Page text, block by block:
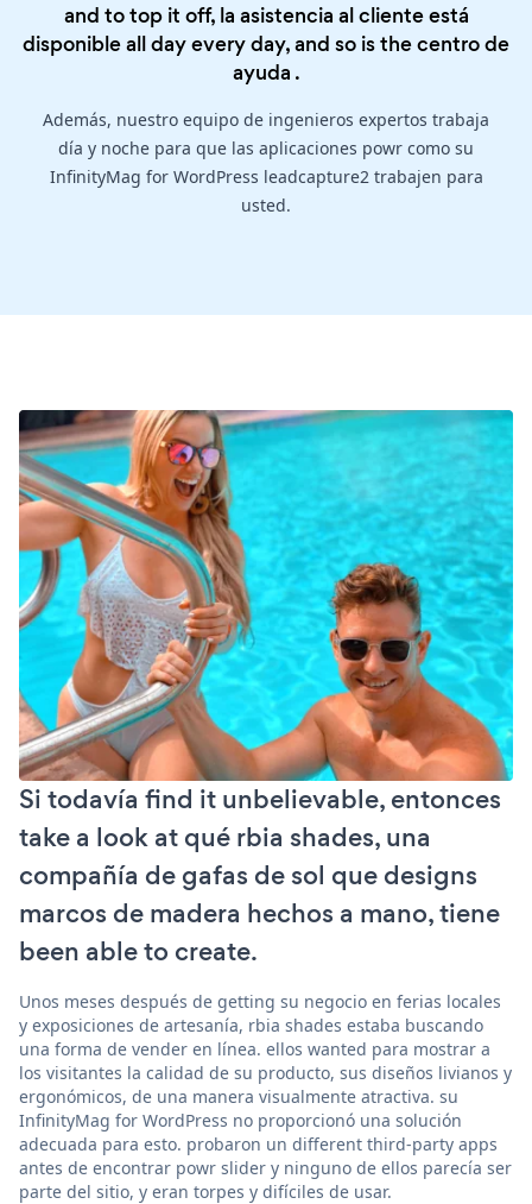
and to top it off, la asistencia al cliente está
disponible all day every day, and so is thecentro de
ayuda .
Además, nuestro equipo de ingenieros expertos trabaja
día y noche para que las aplicaciones powr como su
InfinityMag for WordPress leadcapture2 trabajen para
usted.
Si todavía find it unbelievable, entonces
take a look at qué rbia shades, una
compañía de gafas de sol que designs
marcos de madera hechos a mano, tiene
been able to create.
Unos meses después de getting su negocio en ferias locales
y exposiciones de artesanía, rbia shades estaba buscando
una forma de vender en línea. ellos wanted para mostrar a
los visitantes la calidad de su producto, sus diseños livianos y
ergonómicos, de una manera visualmente atractiva. su
InfinityMag for WordPress no proporcionó una solución
adecuada para esto. probaron un different third-party apps
antes de encontrar powr slider y ninguno de ellos parecía ser
parte del sitio, y eran torpes y difíciles de usar.